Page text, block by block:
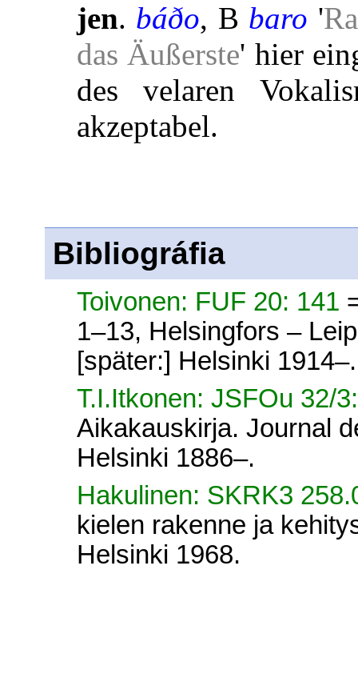
jen. báðo, B baro '
das Äußerste' hier
des velaren
akzeptabel.
Bibliográfia
Toivonen: FUF 20: 141
1–13, Helsingfors –
[später:] Helsinki 1914–.
T.I.Itkonen: JSFOu 32/
Aikakauskirja. Journal
Helsinki 1886–.
Hakulinen: SKRK3
kielen rakenne ja
Helsinki 1968.